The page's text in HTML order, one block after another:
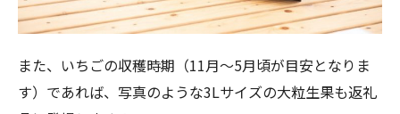
また、 いちごの収穫時期（11月～5月頃が目安となりま
す）であれば、写真のような3Lサイズの大粒生果も返礼